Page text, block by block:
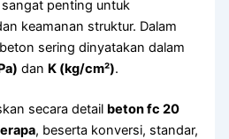
penting untuk
keamanan struktur. Dalam
sering dinyatakan dalam
dan K (kg/cm²).
secara detail beton fc 20
, beserta konversi, standar,